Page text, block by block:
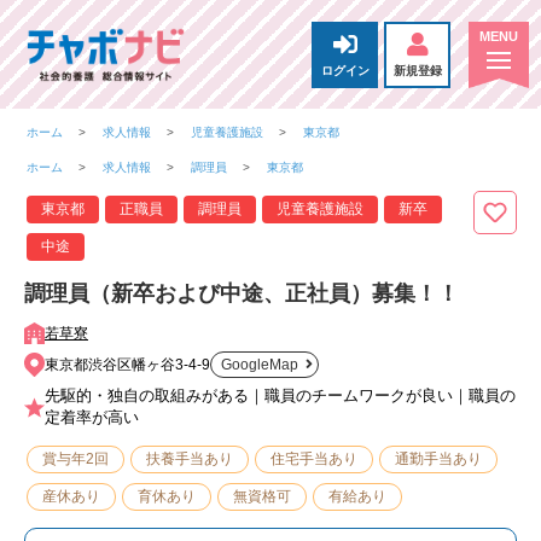
ログイン 新規登録
ホーム 求人情報 児童養護施設 東京都
ホーム 求人情報 調理員 東京都
東京都 正職員 調理員 児童養護施設 新卒
中途
調理員（新卒および中途、正社員）募集！！
若草寮
東京都渋谷区幡ヶ谷3-4-9
GoogleMap
先駆的・独自の取組みがある｜職員のチームワークが良い｜職員の
定着率が高い
賞与年2回 扶養手当あり 住宅手当あり 通勤手当あり
産休あり 育休あり 無資格可 有給あり